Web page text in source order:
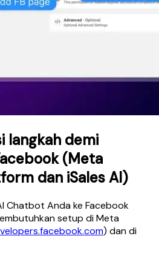
langkah demi
(Meta
dan iSales AI)
Chatbot Anda ke Facebook
setup di Meta
) dan di